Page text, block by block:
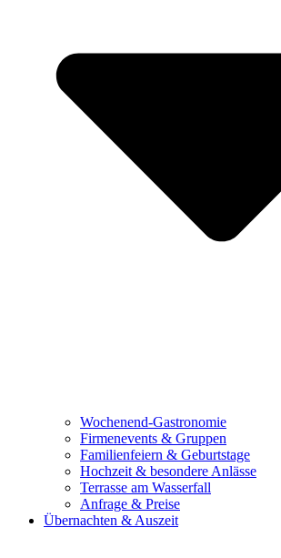
Wochenend-Gastronomie
Firmenevents & Gruppen
Familienfeiern & Geburtstage
Hochzeit & besondere Anlässe
Terrasse am Wasserfall
Anfrage & Preise
Übernachten & Auszeit